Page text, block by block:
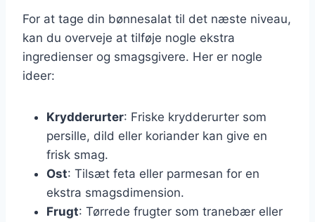
For at tage din bønnesalat til det næste niveau,
kan du overveje at tilføje nogle ekstra
ingredienser og smagsgivere. Her er nogle
ideer:
Krydderurter: Friske krydderurter som
persille, dild eller koriander kan give en
frisk smag.
Ost: Tilsæt feta eller parmesan for en
ekstra smagsdimension.
Frugt: Tørrede frugter som tranebær eller